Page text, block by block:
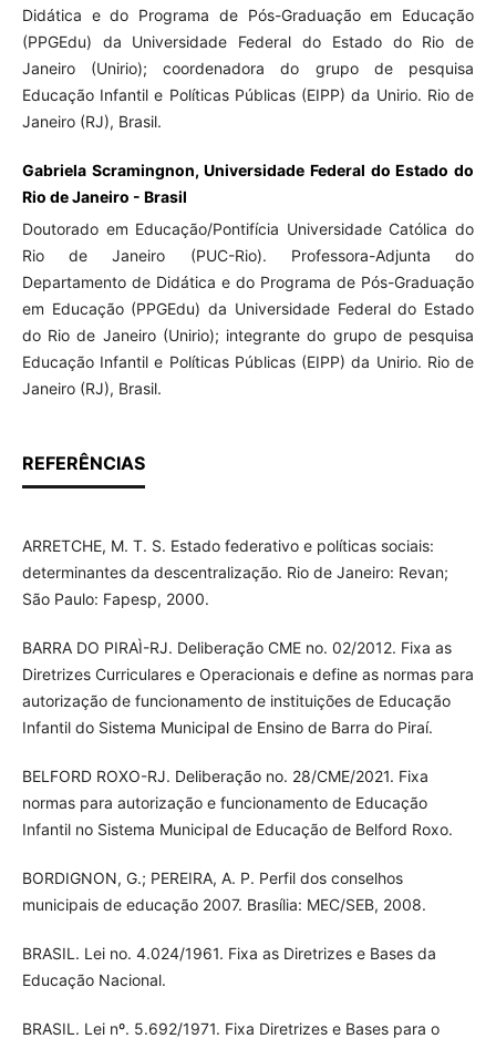
Didática e do Programa de Pós-Graduação em Educação
(PPGEdu) da Universidade Federal do Estado do Rio de
Janeiro (Unirio); coordenadora do grupo de pesquisa
Educação Infantil e Políticas Públicas (EIPP) da Unirio. Rio de
Janeiro (RJ), Brasil.
Gabriela Scramingnon, Universidade Federal do Estado do
Rio de Janeiro - Brasil
Doutorado em Educação/Pontifícia Universidade Católica do
Rio de Janeiro (PUC-Rio). Professora-Adjunta do
Departamento de Didática e do Programa de Pós-Graduação
em Educação (PPGEdu) da Universidade Federal do Estado
do Rio de Janeiro (Unirio); integrante do grupo de pesquisa
Educação Infantil e Políticas Públicas (EIPP) da Unirio. Rio de
Janeiro (RJ), Brasil.
REFERÊNCIAS
ARRETCHE, M. T. S. Estado federativo e políticas sociais:
determinantes da descentralização. Rio de Janeiro: Revan;
São Paulo: Fapesp, 2000.
BARRA DO PIRAÌ-RJ. Deliberação CME no. 02/2012. Fixa as
Diretrizes Curriculares e Operacionais e define as normas para
autorização de funcionamento de instituições de Educação
Infantil do Sistema Municipal de Ensino de Barra do Piraí.
BELFORD ROXO-RJ. Deliberação no. 28/CME/2021. Fixa
normas para autorização e funcionamento de Educação
Infantil no Sistema Municipal de Educação de Belford Roxo.
BORDIGNON, G.; PEREIRA, A. P. Perfil dos conselhos
municipais de educação 2007. Brasília: MEC/SEB, 2008.
BRASIL. Lei no. 4.024/1961. Fixa as Diretrizes e Bases da
Educação Nacional.
BRASIL. Lei nº. 5.692/1971. Fixa Diretrizes e Bases para o